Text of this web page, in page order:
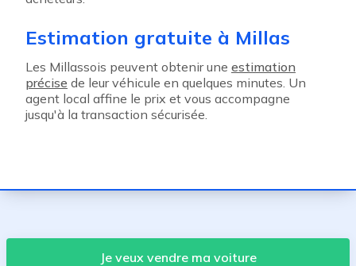
Estimation gratuite à Millas
Les Millassois peuvent obtenir une estimation
précise de leur véhicule en quelques minutes. Un
agent local affine le prix et vous accompagne
jusqu'à la transaction sécurisée.
Je veux vendre ma voiture